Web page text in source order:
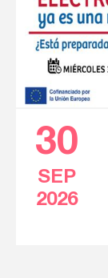
30
SEP
2026